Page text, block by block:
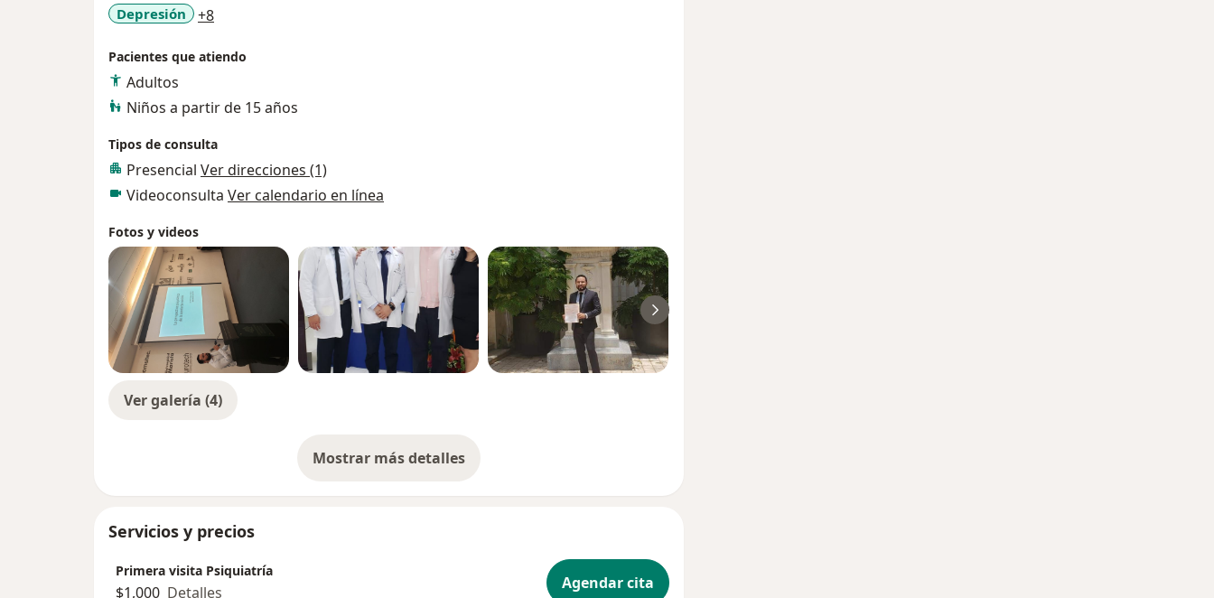
Depresión
+8a11y_sr_more_diseases
Pacientes que atiendo
Adultos
Niños a partir de 15 años
Tipos de consulta
Presencial Ver direcciones (1)
Videoconsulta Ver calendario en línea
Fotos y videos
Ver galería (4)
Mostrar más detalles
sobre la experiencia
Servicios y precios
Primera visita Psiquiatría
$1,000 Detalles Agendar cita